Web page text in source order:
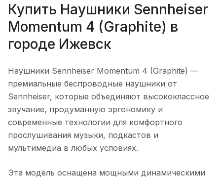
Купить Наушники Sennheiser
Momentum 4 (Graphite) в
городе Ижевск
Наушники Sennheiser Momentum 4 (Graphite) —
премиальные беспроводные наушники от
Sennheiser, которые объединяют высококлассное
звучание, продуманную эргономику и
современные технологии для комфортного
прослушивания музыки, подкастов и
мультимедиа в любых условиях.
Эта модель оснащена мощными динамическими